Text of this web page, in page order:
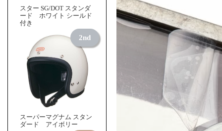
スター SG/DOT スタンダ
ード ホワイト シールド
付き
スーパーマグナム スタン
ダード アイボリー